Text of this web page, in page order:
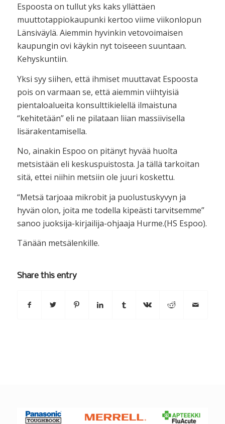
Espoosta on tullut yks kaks yllättäen
muuttotappiokaupunki kertoo viime viikonlopun
Länsiväylä. Aiemmin hyvinkin vetovoimaisen
kaupungin ovi käykin nyt toiseeen suuntaan.
Kehyskuntiin.
Yksi syy siihen, että ihmiset muuttavat Espoosta
pois on varmaan se, että aiemmin viihtyisiä
pientaloalueita konsulttikielellä ilmaistuna
“kehitetään” eli ne pilataan liian massiivisella
lisärakentamisella.
No, ainakin Espoo on pitänyt hyvää huolta
metsistään eli keskuspuistosta. Ja tällä tarkoitan
sitä, ettei niihin metsiin ole juuri koskettu.
“Metsä tarjoaa mikrobit ja puolustuskyvyn ja
hyvän olon, joita me todella kipeästi tarvitsemme”
sanoo juoksija-kirjailija-ohjaaja Hurme.(HS Espoo).
Tänään metsälenkille.
Share this entry